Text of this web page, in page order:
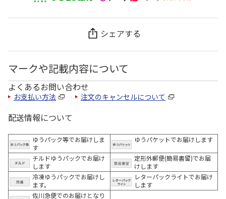
シェアする
マークや記載内容について
よくあるお問い合わせ
お支払い方法 注文のキャンセルについて
配送情報について
ゆうパック等でお届けしま
す
ゆうパケットでお届けします
チルドゆうパックでお届け
します
定形外郵便(簡易書留)でお届
けします
冷凍ゆうパックでお届けし
ます。
レターパックライトでお届け
します
佐川急便でのお届けとなり